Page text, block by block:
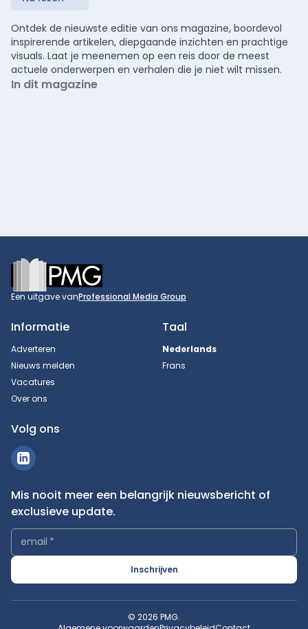
Ontdek de nieuwste editie van ons magazine, boordevol
inspirerende artikelen, diepgaande inzichten en prachtige
visuals. Laat je meenemen op een reis door de meest
actuele onderwerpen en verhalen die je niet wilt missen.
In dit magazine
Footer
Een uitgave vanProfessional Media Group
Informatie
Adverteren
Nieuws melden
Vacatures
Over ons
Taal
Nederlands
Frans
Volg ons
Mis nooit meer een belangrijk nieuwsbericht of
exclusieve update.
email *
Inschrijven
© 2026 PMG.